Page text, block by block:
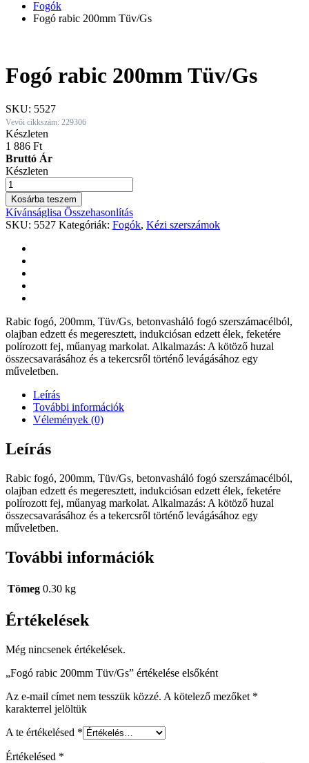
Fogók
Fogó rabic 200mm Tüv/Gs
Fogó rabic 200mm Tüv/Gs
SKU: 5527
Vevői cikkszám: 229306
Készleten
1 886 Ft
Bruttó Ár
Készleten
Fogó
rabic
200mm
Tüv/Gs
quantity
Kosárba teszem
Kívánságlisa Összehasonlítás
SKU: 5527 Kategóriák: Fogók, Kézi szerszámok
Rabic fogó, 200mm, Tüv/Gs, betonvasháló fogó szerszámacélból,
olajban edzett és megeresztett, indukciósan edzett élek, feketére
polírozott fej, műanyag markolat. Alkalmazás: A kötöző huzal
összecsavarásához és a tekercsről történő levágásához egy
műveletben.
Leírás
További információk
Vélemények (0)
Leírás
Rabic fogó, 200mm, Tüv/Gs, betonvasháló fogó szerszámacélból,
olajban edzett és megeresztett, indukciósan edzett élek, feketére
polírozott fej, műanyag markolat. Alkalmazás: A kötöző huzal
összecsavarásához és a tekercsről történő levágásához egy
műveletben.
További információk
Tömeg 0.30 kg
Értékelések
Még nincsenek értékelések.
„Fogó rabic 200mm Tüv/Gs” értékelése elsőként
Az e-mail címet nem tesszük közzé. A kötelező mezőket *
karakterrel jelöltük
A te értékelésed *
Értékelésed *